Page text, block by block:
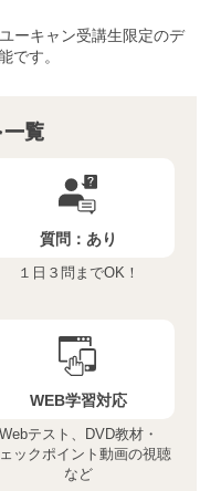
ーキャン受講生限定のデ
です。
覧
質問： あり
１日３問までOK！
WEB学習対応
Webテスト、DVD教材・
ックポイント動画の視聴
など